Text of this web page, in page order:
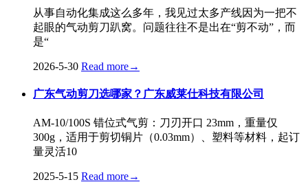
从事自动化集成这么多年，我见过太多产线因为一把不
起眼的气动剪刀趴窝。问题往往不是出在“剪不动”，而
是“
2026-5-30 Read more→
广东气动剪刀选哪家？广东威莱仕科技有限公司
AM-10/100S 错位式气剪：刀刃开口 23mm，重量仅
300g，适用于剪切铜片（0.03mm）、塑料等材料，起订
量灵活10
2025-5-15 Read more→